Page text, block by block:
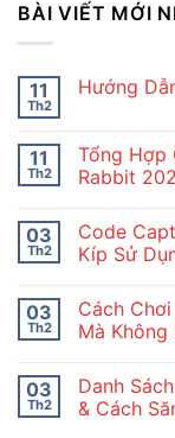
BÀI VIẾT MỚI
11
Th2
Hướng
bình
luận
ở
Hướng
Thủ
Idle
Moon
Tiết
11
Th2
Tổng Hợp
Rabbit
bình
luận
ở
Code
Nuôi
Thỏ
Idle
Moon
Rabbit
03
Th2
Code
Kíp Sử
bình
luận
ở
Tsubasa
Ace
Mới
03
Th2
Cách
Mà Không
bình
luận
ở
03
Th2
Danh
& Cách